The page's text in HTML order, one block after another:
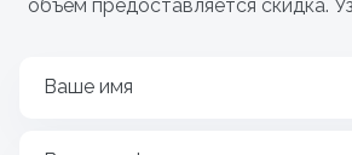
объем предоставляется скидка.
Ваше имя